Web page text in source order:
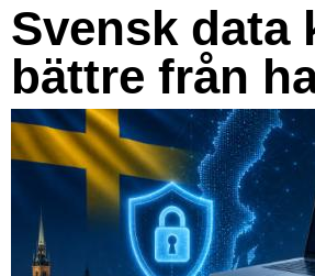
Svensk data
bättre från